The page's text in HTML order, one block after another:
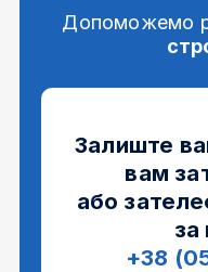
Допоможемо
Залиште
вам
або
+38